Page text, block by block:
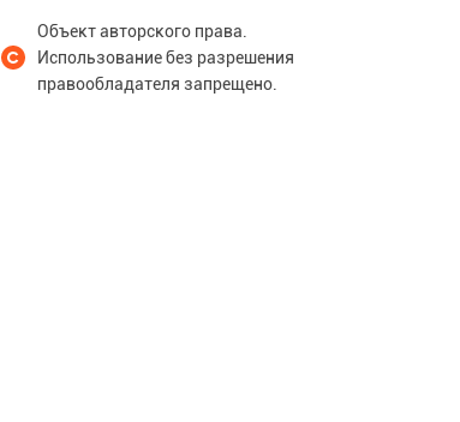
Объект авторского права.
Использование без разрешения
правообладателя запрещено.